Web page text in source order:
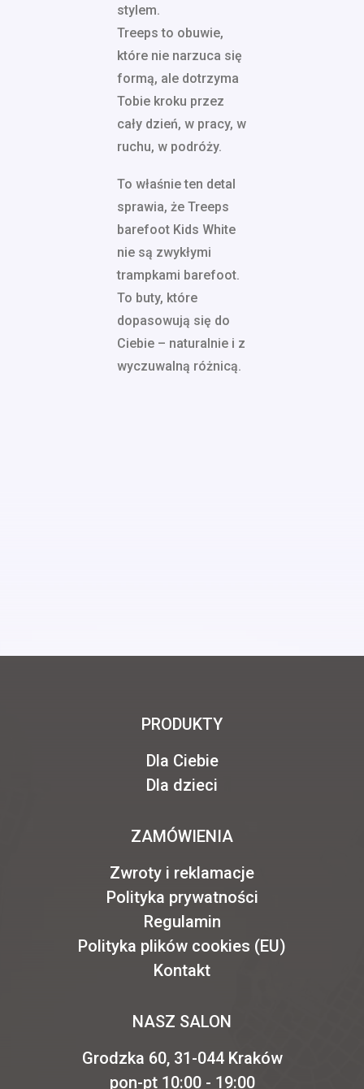
stylem.
Treeps to obuwie,
które nie narzuca się
formą, ale dotrzyma
Tobie kroku przez
cały dzień, w pracy, w
ruchu, w podróży.
To właśnie ten detal
sprawia, że Treeps
barefoot Kids White
nie są zwykłymi
trampkami barefoot.
To buty, które
dopasowują się do
Ciebie – naturalnie i z
wyczuwalną różnicą.
PRODUKTY
Dla Ciebie
Dla dzieci
ZAMÓWIENIA
Zwroty i reklamacje
Polityka prywatności
Regulamin
Polityka plików cookies (EU)
Kontakt
NASZ SALON
Grodzka 60, 31-044 Kraków
pon-pt 10:00 - 19:00